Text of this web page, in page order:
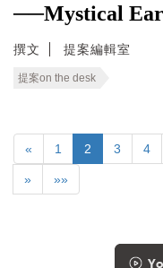
──Mystical
撰文 提案編輯室
提案on the desk
« 1 2 3 4
» »»